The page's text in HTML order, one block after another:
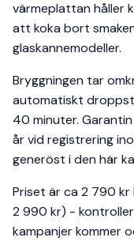
värmeplattan håller
att koka bort
glaskannemodeller.
Bryggningen tar
automatiskt
40 minuter.
år vid registrering
generöst i den här
Priset är ca 2 790 kr
2 990 kr) -
kampanjer kommer